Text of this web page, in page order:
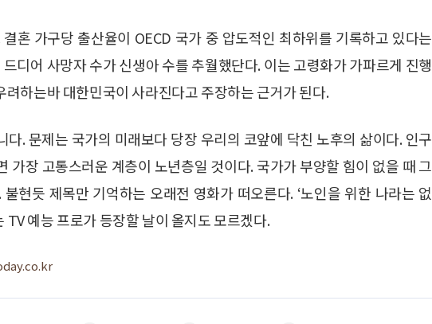
혼 가구당 출산율이 OECD 국가 중 압도적인 최하위를 기록하고 있다는
디어 사망자 수가 신생아 수를 추월했단다. 이는 고령화가 가파르게 진행
하는바 대한민국이 사라진다고 주장하는 근거가 된다.
다. 문제는 국가의 미래보다 당장 우리의 코앞에 닥친 노후의 삶이다. 인구
가장 고통스러운 계층이 노년층일 것이다. 국가가 부양할 힘이 없을 때 그
현듯 제목만 기억하는 오래전 영화가 떠오른다. ‘노인을 위한 나라는 없
TV 예능 프로가 등장할 날이 올지도 모르겠다.